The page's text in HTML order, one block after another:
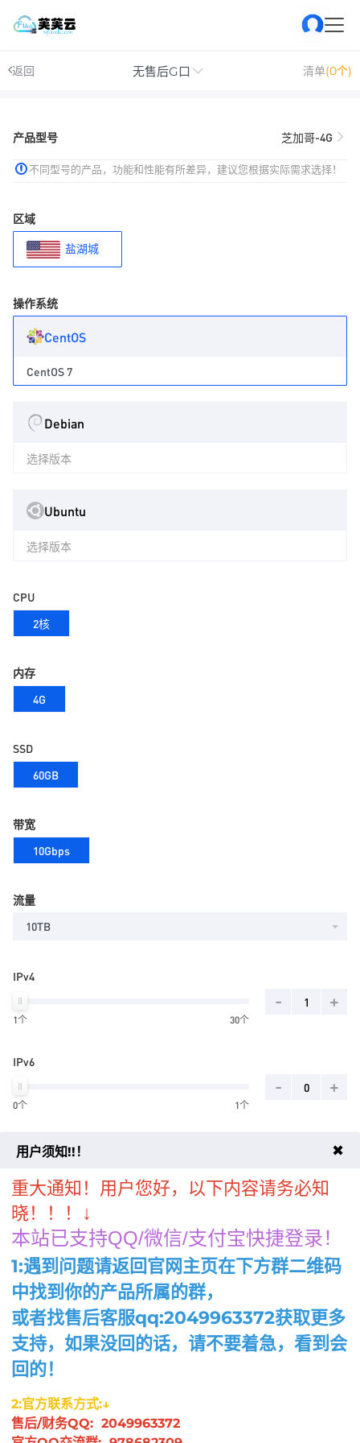
返回 无售后G口 清单(0个)
产品型号 芝加哥-4G
不同型号的产品，功能和性能有所差异，建议您根据实际需求选择！
区域
盐湖城
操作系统
CentOS
CentOS 7
Debian
选择版本
Ubuntu
选择版本
CPU
2核
内存
4G
SSD
60GB
带宽
10Gbps
流量
10TB
IPv4
1个 30个
- +
IPv6
0个 1个
- +
管理服务/技术支持
主机密码
随机生成
周期
月
季 半年 年
8.3折
两年
8.3折
三年
8.3折 8.3折 8.3折 8.3折 8.3折
八年
8.3折
九年
用户须知!!！ ✖
重大通知！用户您好，以下内容请务必知
晓！！！
↓
本站已支持QQ/微信/支付宝快捷登录！
1:遇到问题请返回官网主页在下方群二维码
中找到你的产品所属的群，
或者找售后客服qq:2049963372获取更多
支持，如果没回的话，请不要着急，看到会
回的！
2:官方联系方式:↓
售后/财务QQ: 2049963372